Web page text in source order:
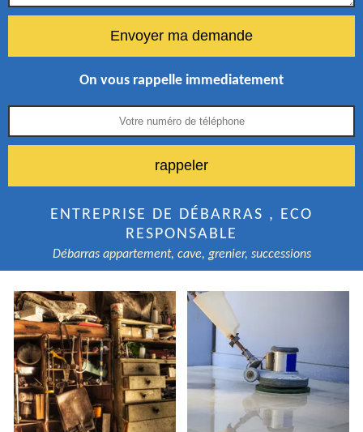
On vous rappelle immediatement
ENTREPRISE DE DÉBARRAS , ECO
RESPONSABLE
Débarras appartement, cave, grenier, successions